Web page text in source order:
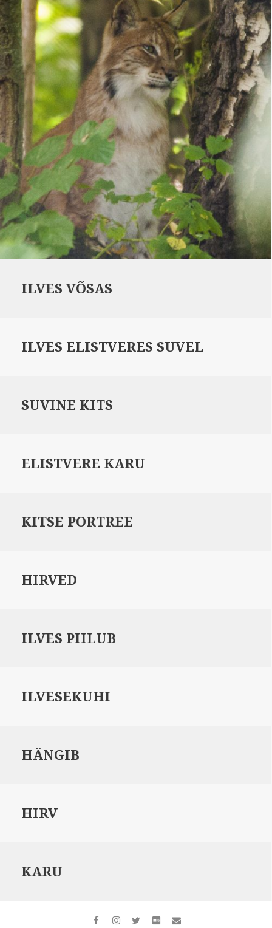
ILVES VÕSAS
ILVES ELISTVERES SUVEL
SUVINE KITS
ELISTVERE KARU
KITSE PORTREE
HIRVED
ILVES PIILUB
ILVESEKUHI
HÄNGIB
HIRV
KARU